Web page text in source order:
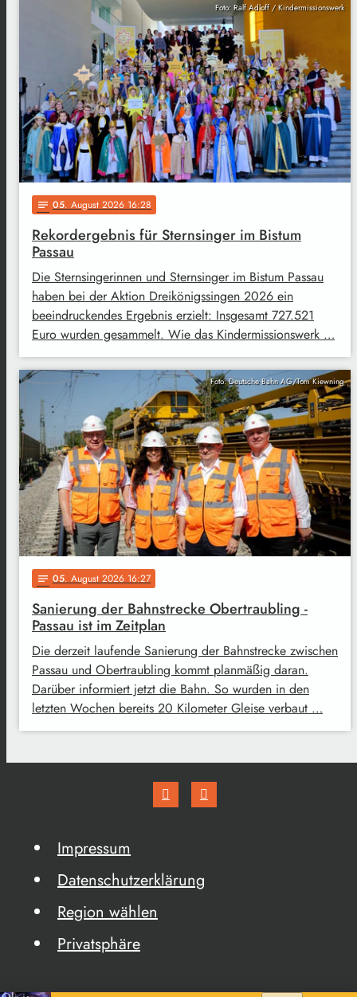
Foto: Ralf Adloff / Kindermissionswerk
notes 05. August 2026 16:28
Rekordergebnis für Sternsinger im Bistum
Passau
Die Sternsingerinnen und Sternsinger im Bistum Passau
haben bei der Aktion Dreikönigssingen 2026 ein
beeindruckendes Ergebnis erzielt: Insgesamt 727.521
Euro wurden gesammelt. Wie das Kindermissionswerk …
Foto: Deutsche Bahn AG/Tom Kiewning
notes 05. August 2026 16:27
Sanierung der Bahnstrecke Obertraubling -
Passau ist im Zeitplan
Die derzeit laufende Sanierung der Bahnstrecke zwischen
Passau und Obertraubling kommt planmäßig daran.
Darüber informiert jetzt die Bahn. So wurden in den
letzten Wochen bereits 20 Kilometer Gleise verbaut …
Impressum
Datenschutzerklärung
Region wählen
Privatsphäre